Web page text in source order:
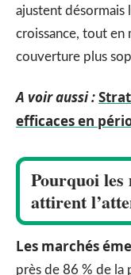
ajustent
croissance, tout en
couverture plus
A voir aussi :
efficaces en
Pourquoi les
attirent
Les marchés
près de 86 % de la